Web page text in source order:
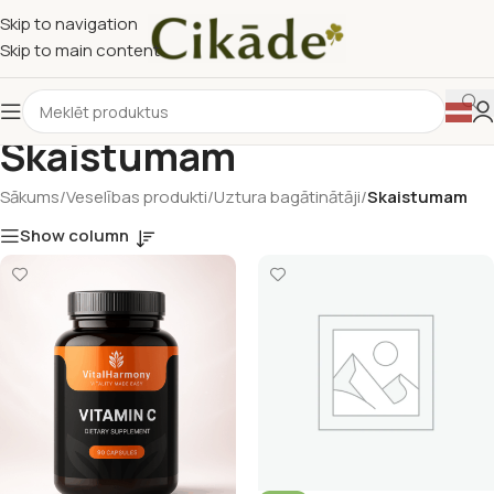
Skip to navigation
Skip to main content
Skaistumam
Sākums/Veselības produkti/Uztura bagātinātāji/Skaistumam
Show column